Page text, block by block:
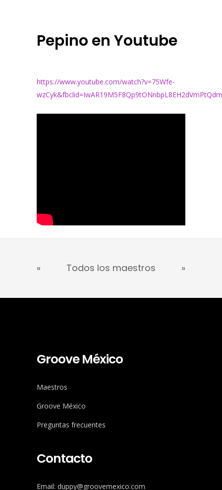
Pepino en Youtube
https://www.youtube.com/watch?v=75Wfe-
« Todos los maestros »
Groove México
Maestros
Groove México
Preguntas frecuentes
Contacto
Email: duppy@groovemexico.com